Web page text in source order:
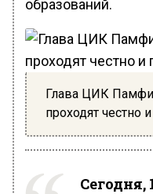
образований.
Глава ЦИК
проходят честно
Сегодня,